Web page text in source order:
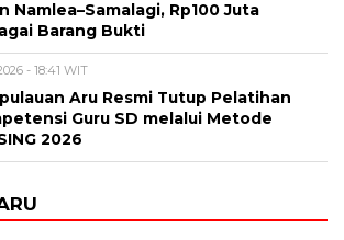
Namlea–Samalagi, Rp100 Juta
Barang Bukti
- 18:41 WIT
Aru Resmi Tutup Pelatihan
Guru SD melalui Metode
2026